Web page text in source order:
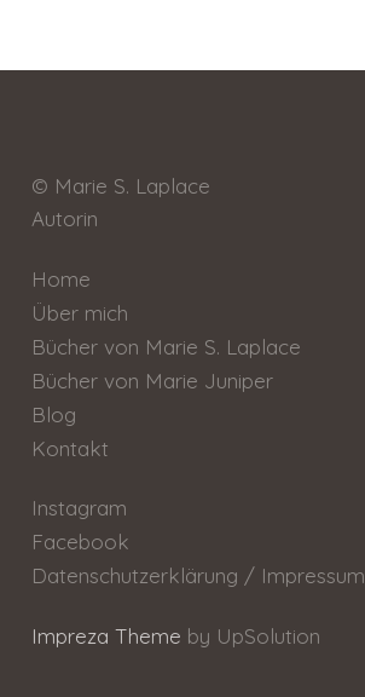
© Marie S. Laplace
Autorin
Home
Über mich
Bücher von Marie S. Laplace
Bücher von Marie Juniper
Blog
Kontakt
Instagram
Facebook
Datenschutzerklärung / Impressum
Impreza Theme by UpSolution